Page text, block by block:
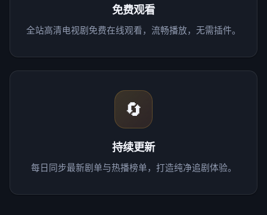
免费观看
全站高清电视剧免费在线观看，流畅播放，无需插件。
🔄
持续更新
每日同步最新剧单与热播榜单，打造纯净追剧体验。